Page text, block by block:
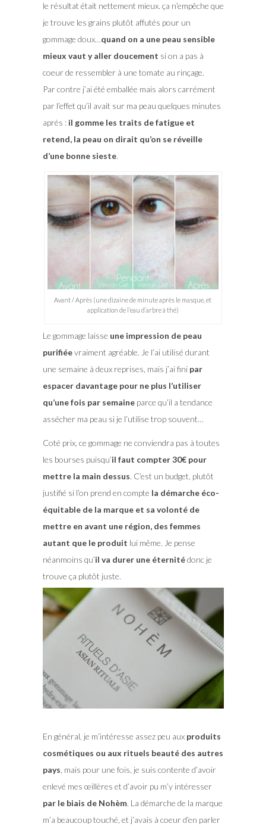
le résultat était nettement mieux. ça n’empêche que
je trouve les grains plutôt affutés pour un
gommage doux…quand on a une peau sensible
mieux vaut y aller doucement si on a pas à
coeur de ressembler à une tomate au rinçage.
Par contre j’ai été emballée mais alors carrément
par l’effet qu’il avait sur ma peau quelques minutes
après : il gomme les traits de fatigue et
retend, la peau on dirait qu’on se réveille
d’une bonne sieste.
Avant / Après (une dizaine de minute après le masque, et
application de l’eau d’arbre à thé)
Le gommage laisse une impression de peau
purifiéevraiment agréable. Je l’ai utilisé durant
une semaine à deux reprises, mais j’ai fini par
espacer davantage pour ne plus l’utiliser
qu’une fois par semaineparce qu’il a tendance
assécher ma peau si je l’utilise trop souvent…
Coté prix, ce gommage ne conviendra pas à toutes
les bourses puisqu’il faut compter 30€ pour
mettre la main dessus. C’est un budget, plutôt
justifié si l’on prend en compte la démarche éco-
équitable de la marque et sa volonté de
mettre en avant une région, des femmes
autant que le produit lui même. Je pense
néanmoins qu’il va durer une éternitédonc je
trouve ça plutôt juste.
En général, je m’intéresse assez peu auxproduits
cosmétiques ou aux rituels beauté des autres
pays , mais pour une fois, je suis contente d’avoir
enlevé mes œillères et d’avoir pu m’y intéresser
par le biais de Nohèm. La démarche de la marque
m’a beaucoup touché, et j’avais à coeur d’en parler